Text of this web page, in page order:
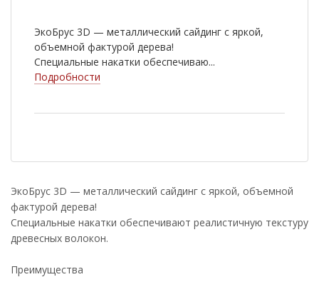
ЭкоБрус 3D — металлический сайдинг с яркой,
объемной фактурой дерева!
Специальные накатки обеспечиваю...
Подробности
ЭкоБрус 3D — металлический сайдинг с яркой, объемной
фактурой дерева!
Специальные накатки обеспечивают реалистичную текстуру
древесных волокон.
Преимущества